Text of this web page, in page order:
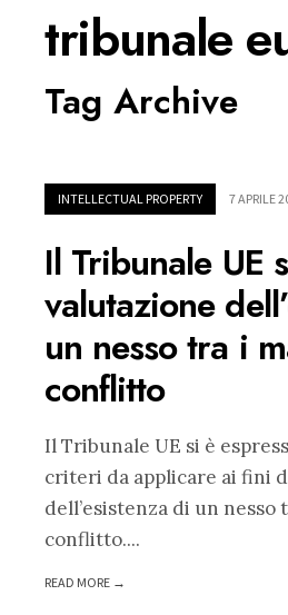
tribunale
Tag Archive
INTELLECTUAL PROPERTY 7 APRILE
Il Tribunale UE
valutazione
un nesso tra i
conflitto
Il Tribunale UE si è
criteri da applicare ai fini
dell’esistenza di un nesso
conflitto....
READ MORE →